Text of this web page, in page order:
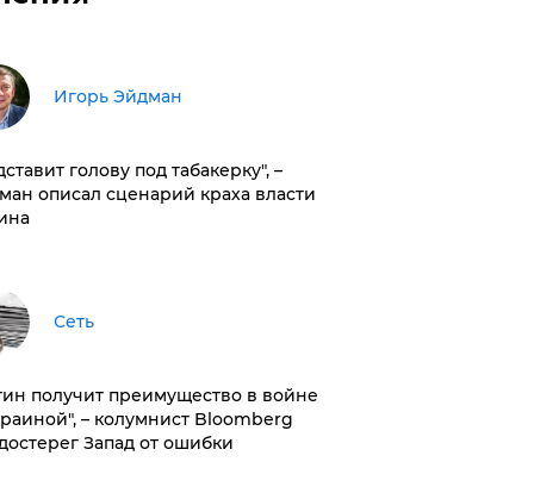
Игорь Эйдман
голову под табакерку", –
описал сценарий краха власти
Сеть
получит преимущество в войне
– колумнист Bloomberg
Запад от ошибки